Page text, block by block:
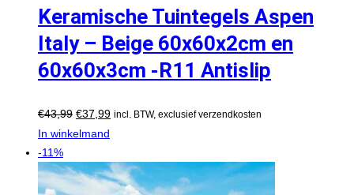
Keramische Tuintegels Aspen
Italy – Beige 60x60x2cm en
60x60x3cm -R11 Antislip
€43,99 €37,99 incl. BTW, exclusief verzendkosten
In winkelmand
-11%